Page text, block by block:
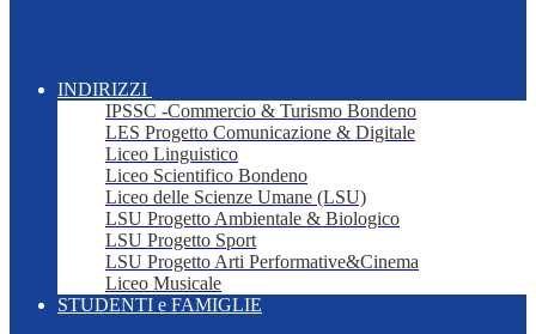
INDIRIZZI
IPSSC -Commercio & Turismo Bondeno
LES Progetto Comunicazione & Digitale
Liceo Linguistico
Liceo Scientifico Bondeno
Liceo delle Scienze Umane (LSU)
LSU Progetto Ambientale & Biologico
LSU Progetto Sport
LSU Progetto Arti Performative&Cinema
Liceo Musicale
STUDENTI e FAMIGLIE